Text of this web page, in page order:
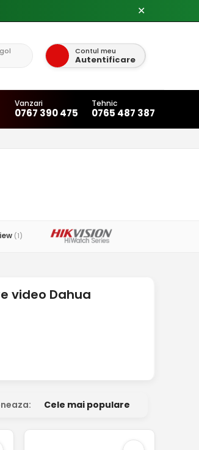
✕
Contul meu
Autentificare
Vanzari
0767 390 475
Tehnic
0765 487 387
(1)
video Dahua
Cele mai populare